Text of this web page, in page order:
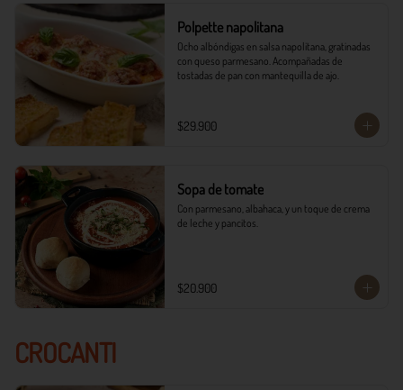
Polpette napolitana
Ocho albóndigas en salsa napolitana, gratinadas
con queso parmesano. Acompañadas de
tostadas de pan con mantequilla de ajo.
$29.900
Sopa de tomate
Con parmesano, albahaca, y un toque de crema
de leche y pancitos.
$20.900
CROCANTI